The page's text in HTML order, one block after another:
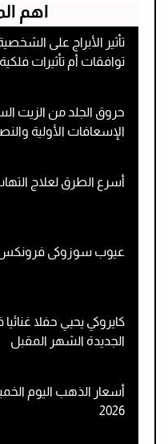
اهم
تأثير الأبراج على
توافقات أم تأثيرات
حروق الجلد من الزيت
الإسعافات الأولية
أسرع الطرق لعلاج
عيوب سوزوكى فرونكس
كايروكي يحيي حفلا
الجديدة الشهر المقبل
2026